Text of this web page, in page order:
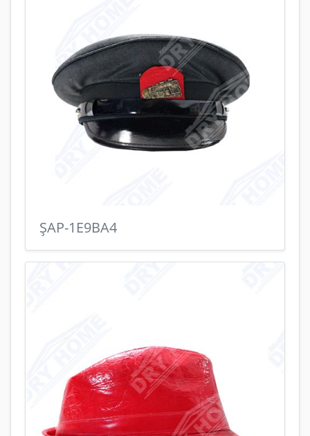
ŞAP-1E9BA4